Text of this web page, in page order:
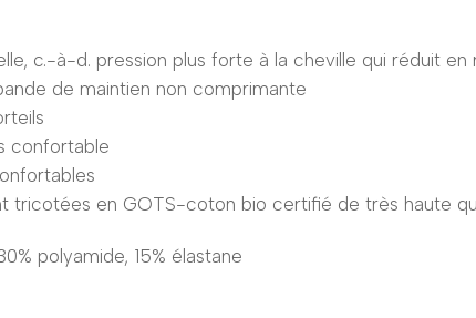
c.-à-d. pression plus forte à la cheville qui réduit en
de maintien non comprimante
confortable
tricotées en GOTS-coton bio certifié de très haute
polyamide, 15% élastane